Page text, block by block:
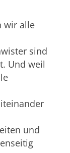
wir alle
sind
Und weil
und